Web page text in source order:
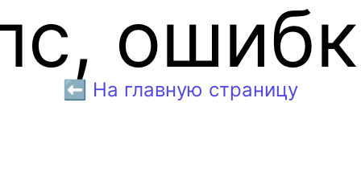
⬅️ На главную страницу